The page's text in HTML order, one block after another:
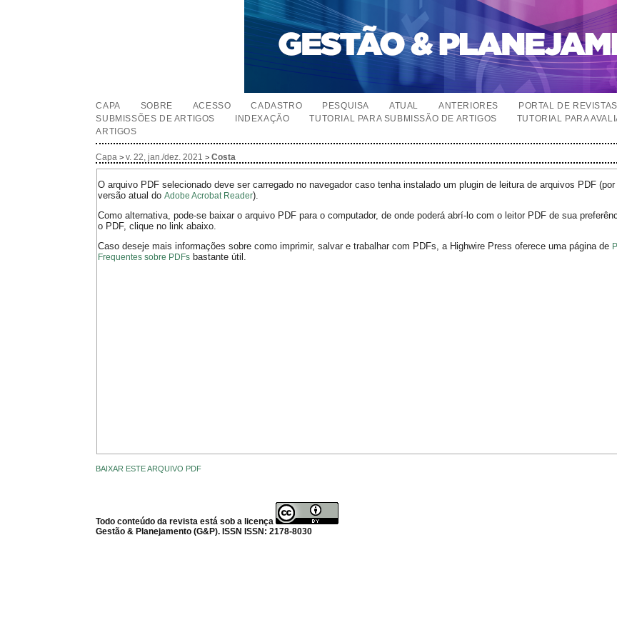
CAPA SOBRE ACESSO CADASTRO PESQUISA ATUAL ANTERIORES
PORTAL DE
SUBMISSÕES DE ARTIGOS
INDEXAÇÃO TUTORIAL PARA SUBMISSÃO DE ARTIGOS
TUTORIAL PARA
ARTIGOS
Capa >v. 22, jan./dez. 2021 >Costa
O arquivo PDF selecionado deve ser carregado no navegador caso tenha instalado um plugin de leitura de arquivos PDF
versão atual doAdobe Acrobat Reader).
Como alternativa, pode-se baixar o arquivo PDF para o computador, de onde poderá abrí-lo com o leitor PDF de sua
o PDF, clique no link abaixo.
Caso deseje mais informações sobre como imprimir, salvar e trabalhar com PDFs, a Highwire Press oferece uma página de
Frequentes sobre PDFs bastante útil.
BAIXAR ESTE ARQUIVO PDF
Todo conteúdo da revista está sob a licença
Gestão & Planejamento (G&P). ISSN ISSN: 2178-8030